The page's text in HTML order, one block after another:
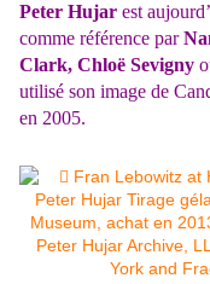
Peter Hujar est
comme référence par
Clark, Chloë Sevigny
utilisé son image de
en 2005.